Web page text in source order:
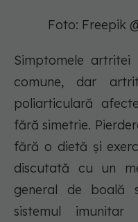
Foto: Freepik
Simptomele artritei
comune, dar
poliarticulară
fără simetrie.
fără o dietă și
discutată cu un
general de boală
sistemul